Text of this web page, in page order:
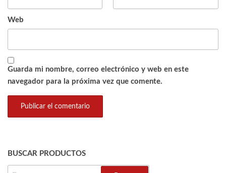
Web
Guarda mi nombre, correo electrónico y web en este
navegador para la próxima vez que comente.
BUSCAR PRODUCTOS
BUSCAR: